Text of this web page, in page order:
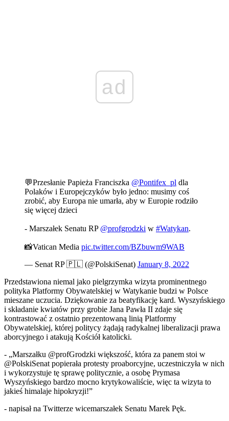
ad
💬Przesłanie Papieża Franciszka @Pontifex_pl dla
Polaków i Europejczyków było jedno: musimy coś
zrobić, aby Europa nie umarła, aby w Europie rodziło
się więcej dzieci
- Marszałek Senatu RP @profgrodzki w #Watykan.
📸Vatican Media pic.twitter.com/BZbuwm9WAB
— Senat RP 🇵🇱 (@PolskiSenat) January 8, 2022
Przedstawiona niemal jako pielgrzymka wizyta prominentnego
polityka Platformy Obywatelskiej w Watykanie budzi w Polsce
mieszane uczucia. Dziękowanie za beatyfikację kard. Wyszyńskiego
i składanie kwiatów przy grobie Jana Pawła II zdaje się
kontrastować z ostatnio prezentowaną linią Platformy
Obywatelskiej, której politycy żądają radykalnej liberalizacji prawa
aborcyjnego i atakują Kościół katolicki.
- „Marszałku @profGrodzki większość, która za panem stoi w
@PolskiSenat popierała protesty proaborcyjne, uczestniczyła w nich
i wykorzystuje tę sprawę politycznie, a osobę Prymasa
Wyszyńskiego bardzo mocno krytykowaliście, więc ta wizyta to
jakieś himalaje hipokryzji!”
- napisał na Twitterze wicemarszałek Senatu Marek Pęk.